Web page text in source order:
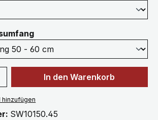
auswählen
Gib den
In den Warenkorb
hinzufügen
SW10150.45